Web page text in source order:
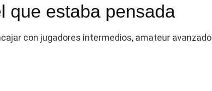
que estaba pensada
con jugadores intermedios, amateur